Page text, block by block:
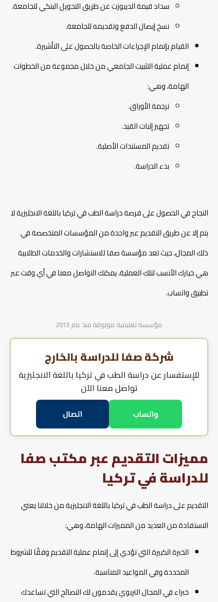
سداد قيمة الديبوزت عن طريق التحويل البنكي للجامعة.
نسخ إيصال الدفع وتقديمه للجامعة.
القيام بإتمام الإجراءات الخاصة بالحصول على التأشيرة.
إتمام عملية التثبيت الجامعي من خلال مجموعة من الخطوات
الهامة، وهي:
ترجمة الأوراق.
تجهيز إثبات القيد.
تقديم المستندات الأصلية.
بدء الدراسة.
النجاح في الحصول على فرصة دراسة الطب في تركيا باللغة الانجليزية لا
يتم إلا عن طريق التقديم عبر واحدة من المؤسسات المتخصصة في
ذلك المجال، حيث تعد مؤسسة صفا للاستشارات والخدمات الطلابية
هي خيارك الأنسب لتلك العملية، يمكنك التواصل معنا في أي وقت عبر
تطبيق واتساب.
مؤسسة تعليمية موثوقة منذ عام 2013
شركة صفا للدراسة بالخارج
للإستفسار عندراسة الطب في تركيا باللغة الانجليزية
تواصل معنا الآن
واتساب اتصال
مميزات التقديم عبر مكتب صفا
للدراسة في تركيا
التقديم على دراسة الطب في تركيا باللغة الانجليزية من خلالنا يعني
الاستفادة من العديد من المميزات الهامة، وهي:
الخبرة الكبيرة التي تؤدي إلى إتمام عملية التقديم وفقًا للشروط
المحددة وفي المواعيد المناسبة.
خبراء في المجال التربوي يقدمون لك النصائح التي تساعدك